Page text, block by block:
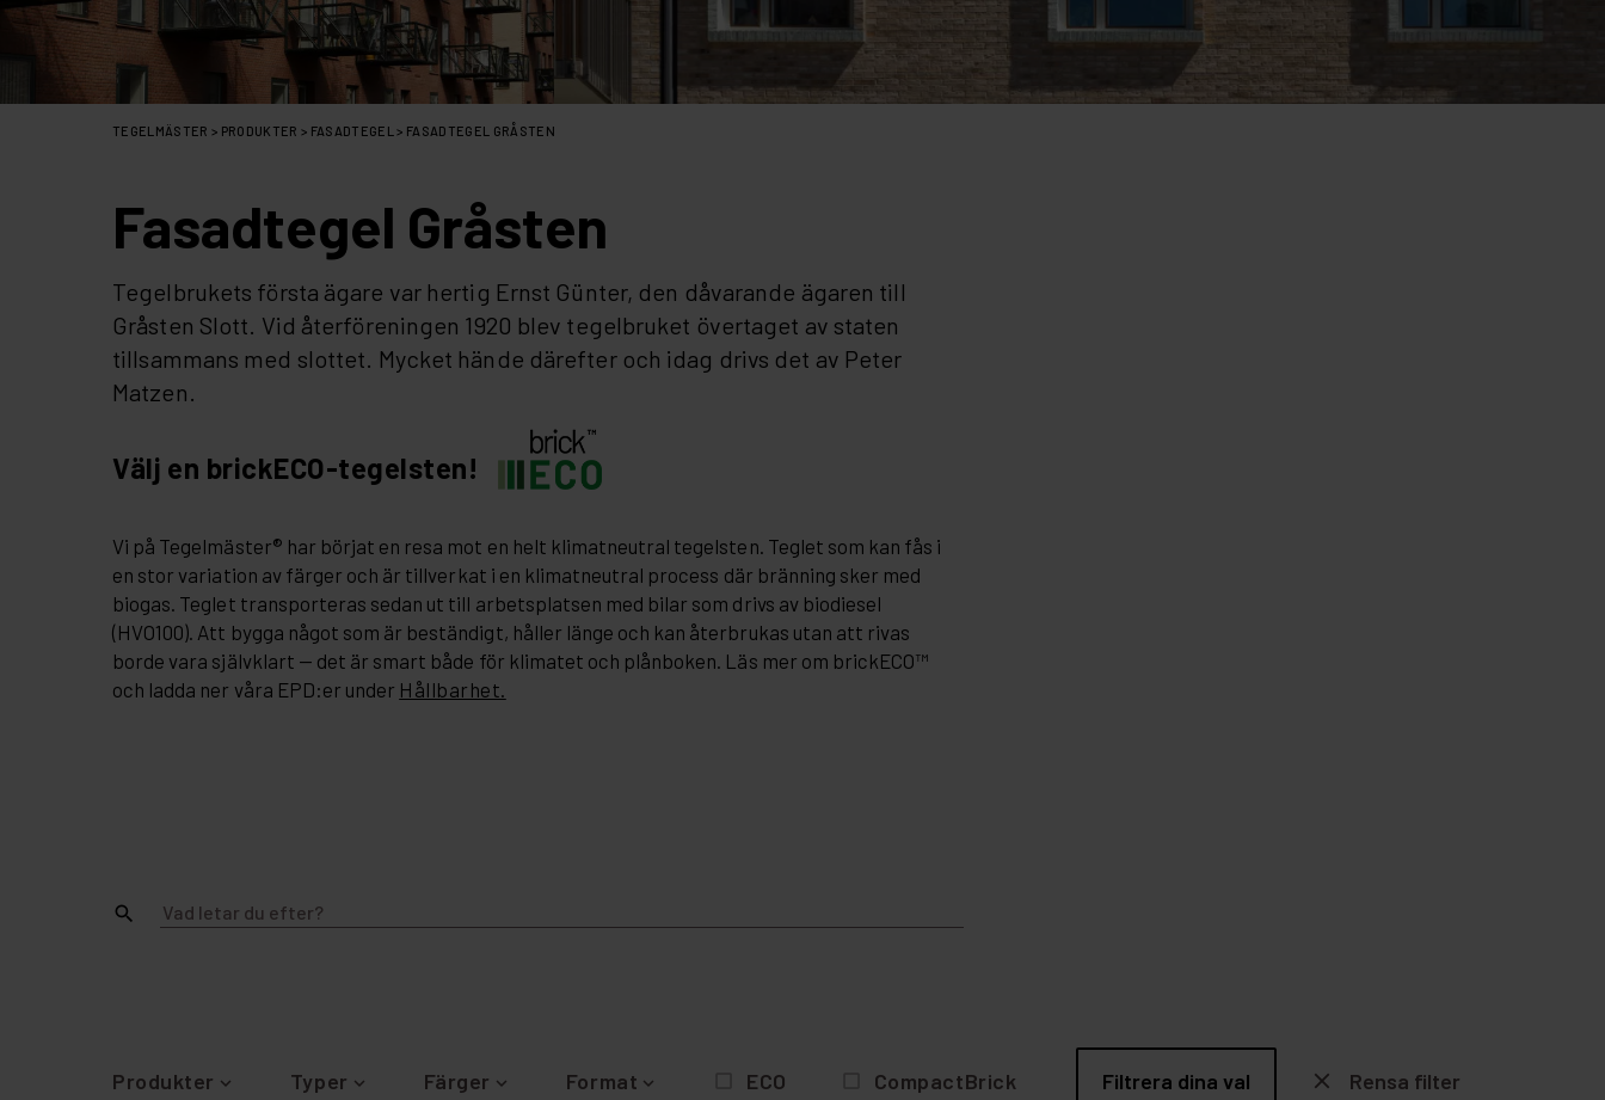
TEGELMÄSTER > PRODUKTER > FASADTEGEL > FASADTEGEL GRÅSTEN
Fasadtegel Gråsten
Tegelbrukets första ägare var hertig Ernst Günter, den dåvarande ägaren till
Gråsten Slott. Vid återföreningen 1920 blev tegelbruket övertaget av staten
tillsammans med slottet. Mycket hände därefter och idag drivs det av Peter
Matzen.
Välj en brickECO-tegelsten!
Vi på Tegelmäster® har börjat en resa mot en helt klimatneutral tegelsten. Teglet som kan fås i
en stor variation av färger och är tillverkat i en klimatneutral process där bränning sker med
biogas. Teglet transporteras sedan ut till arbetsplatsen med bilar som drivs av biodiesel
(HVO100). Att bygga något som är beständigt, håller länge och kan återbrukas utan att rivas
borde vara självklart — det är smart både för klimatet och plånboken. Läs mer om brickECO™
och ladda ner våra EPD:er under Hållbarhet.
search
Produkter Typer Färger Format ECO CompactBrick Filtrera dina val close
Rensa filter